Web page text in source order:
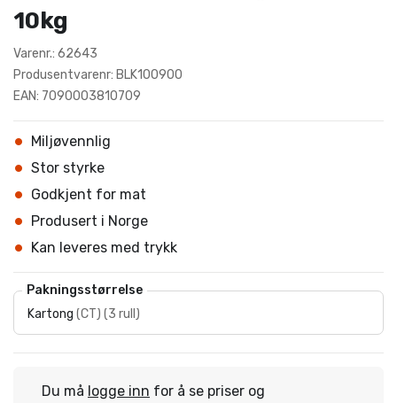
10kg
Varenr.: 62643
Produsentvarenr: BLK100900
EAN: 7090003810709
Miljøvennlig
Stor styrke
Godkjent for mat
Produsert i Norge
Kan leveres med trykk
Pakningsstørrelse
Kartong (CT) (3 rull )
Du må logge inn for å se priser og